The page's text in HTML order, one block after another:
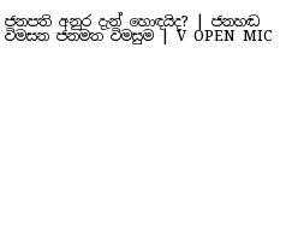
ජනපති අනුර දැන් හොඳයිද? | ජනහඬ
විමසන ජනමත විමසුම | V OPEN MIC